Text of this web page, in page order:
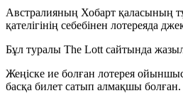
Австралияның Хобарт қаласының
қателігінің себебінен лотереяда
Бұл туралы The Lott сайтында
Жеңіске ие болған лотерея
басқа билет сатып алмақшы болған.